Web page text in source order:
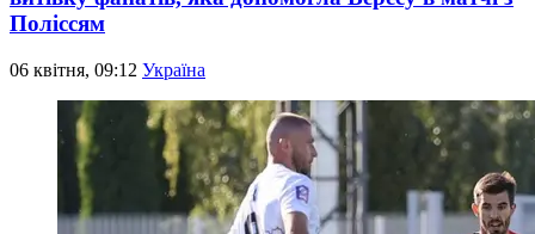
Поліссям
06 квітня, 09:12 Україна